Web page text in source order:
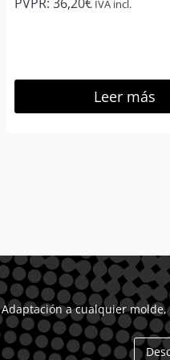
IVA incl.
Leer más
Adaptación a cualquier